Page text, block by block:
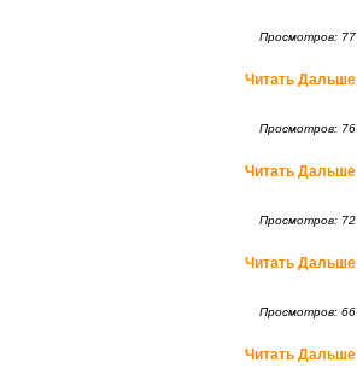
Просмотров: 77
Читать Дальше
Просмотров: 76
Читать Дальше
Просмотров: 72
Читать Дальше
Просмотров: 66
Читать Дальше